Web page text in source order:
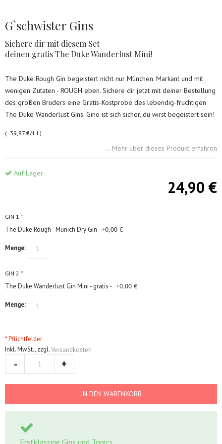
G`schwister Gins
Sichere dir mit diesem Set
deinen gratis The Duke Wanderlust Mini!
The Duke Rough Gin begeistert nicht nur München. Markant und mit
wenigen Zutaten - ROUGH eben. Sichere dir jetzt mit deiner Bestellung
des großen Bruders eine Gratis-Kostprobe des lebendig-fruchtigen
The Duke Wanderlust Gins. Gino ist sich sicher, du wirst begeistert sein!
(=39,87 €/1 L)
... Mehr über dieses Produkt erfahren
Auf Lager
24,90 €
GIN 1
The Duke Rough - Munich Dry Gin +0,00 €
Menge:
GIN 2
The Duke Wanderlust Gin Mini - gratis - +0,00 €
Menge:
* Pflichtfelder
Inkl. MwSt., zzgl.Versandkosten
IN DEN WARENKORB